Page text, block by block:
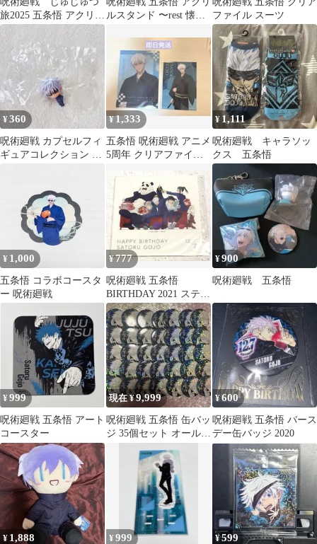
旅2025 五条悟 アクリル
スタンド
ルスタンド 〜rest 懐
ファイル スーツ
¥360
呪術廻戦 カプセルフィ
ギュアコレクション 02
¥1,333
五条悟 呪術廻戦 アニメ
5周年 クリアファイル
¥ 1,111
呪術廻戦 キャラソッ
クス 五条悟
¥ 1,000
五条悟 コラボコースタ
ー 呪術廻戦
¥777
呪術廻戦 五条悟
BIRTHDAY 2021 ステッ
カー
¥900
呪術廻戦 五条悟
¥999
呪術廻戦 五条悟 アート
コースター
現在 ¥9,999
呪術廻戦 五条悟 缶バッ
ジ 35個セット オールス
¥600
呪術廻戦 五条悟 バース
デー缶バッジ 2020
¥ 1,888 ¥999 ¥599